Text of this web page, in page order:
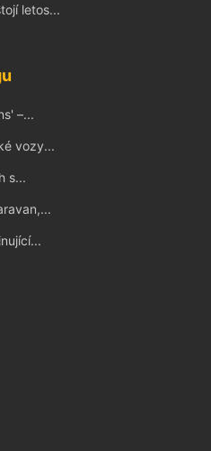
letos...
–...
vozy...
s...